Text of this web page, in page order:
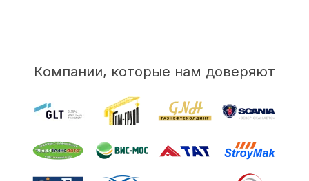
Компании, которые нам доверяют